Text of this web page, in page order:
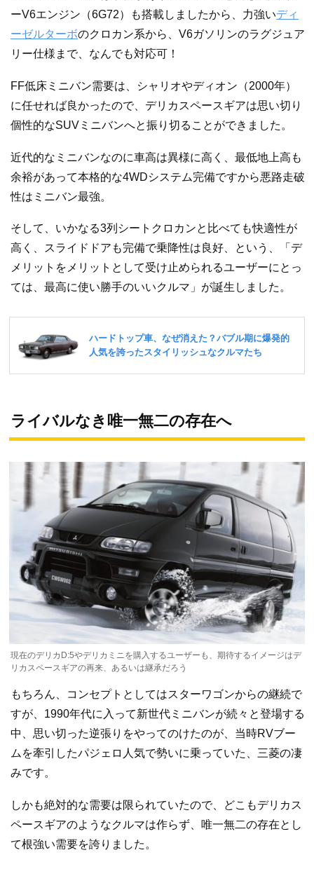
ーV6エンジン（6G72）も搭載しましたから、力強いディ
ーゼルターボのクロカン系から、V6ガソリンのラグジュア
リー仕様まで、なんでも対応可！
FF低床ミニバン需要は、シャリオやディオン（2000年）
に任せれば良かったので、デリカスペースギアは思い切り
個性的なSUVミニバンへと振り切ることができました。
近代的なミニバンなのに車高は異様に高く、最低地上高も
余裕があって本格的な4WDシステム完備ですから悪路走破
性はミニバン最強。
そして、いかなる3列シートクロカンと比べても快適性が
高く、スライドドアも完備で乗降性は良好、という、「デ
メリットをメリットとして受け止められるユーザーにとっ
ては、最高に使い勝手のいいクルマ」が誕生しました。
ライバルなき唯一無二の存在へ
現在のデリカD:5やデリカミニを購入するユーザーも、期待するイメージはデ
リカスペースギアの再来、あるいは継承だろう
もちろん、コンセプトとしてはスターワゴンからの継続で
すが、1990年代に入って新世代ミニバンが続々と登場する
中、思い切った逆張りをやってのけたのが、当時RVブー
ムを牽引したパジェロ人気で勢いに乗っていた、三菱の凄
みです。
しかも絶対的な需要は限られていたので、どこもデリカス
ペースギアのようなクルマは作らず、唯一無二の存在とし
て根強い需要を誇りました。